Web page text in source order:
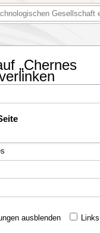
„Chernes
ausblenden